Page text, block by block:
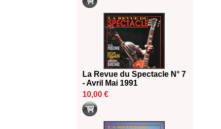
La Revue du Spectacle N° 7
- Avril Mai 1991
10,00 €